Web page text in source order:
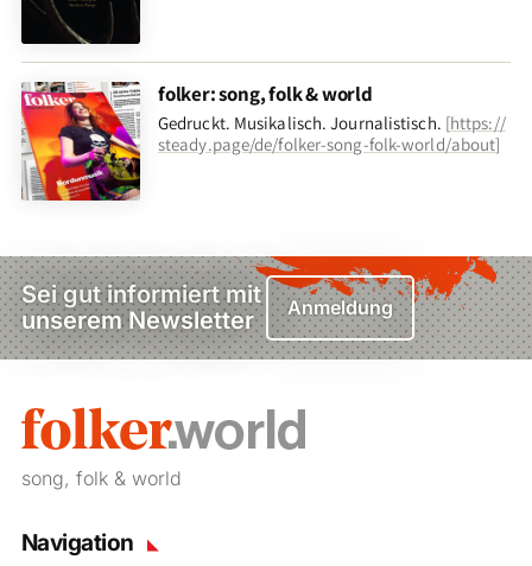
folker: song, folk & world
Gedruckt. Musikalisch. Journalistisch. [https://
steady.page/de/folker-song-folk-world/about]
Sei gut informiert mit
unserem Newsletter
Anmeldung
song, folk & world
Navigation